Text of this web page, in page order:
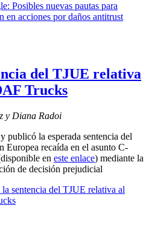
Posibles nuevas pautas para
en acciones por daños antitrust
del TJUE relativa
Trucks
y Diana Radoi
publicó la esperada sentencia del
Europea recaída en el asunto C-
en este enlace) mediante la
de decisión prejudicial
sentencia del TJUE relativa al